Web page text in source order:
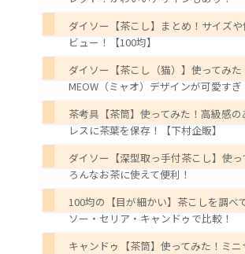
ダイソー【茶こし】まとめ！サイズ
ビュー！【100均】
ダイソー【茶こし（猫）】使ってみた
MEOW（ミャオ）デザインが可愛すぎ
茶考具【茶筒】使ってみた！高級感
レスに茶葉を保存！【下村企販】
ダイソー【深型取っ手付茶こし】使
ろんなお茶に使えて便利！
100均の【目が細かい】茶こしを調べ
ソー・セリア・キャンドゥで比較！
キャンドゥ【茶筒】使ってみた！ミ